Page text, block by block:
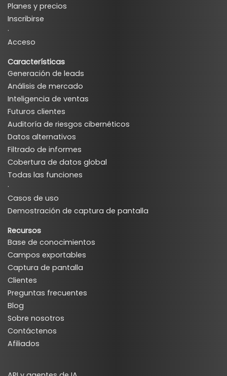
Planes y precios
Inscribirse
·
Acceso
Características
Generación de leads
Análisis de mercado
Inteligencia de ventas
Futuros clientes
Auditoría de riesgos cibernéticos
Datos alternativos
Filtrado de informes
Cobertura de datos global
Todas las funciones
·
Casos de uso
Demostración de captura de pantalla
Recursos
Base de conocimientos
Campos exportables
Captura de pantalla
Clientes
Preguntas frecuentes
Blog
Sobre nosotros
Contáctenos
Afiliados